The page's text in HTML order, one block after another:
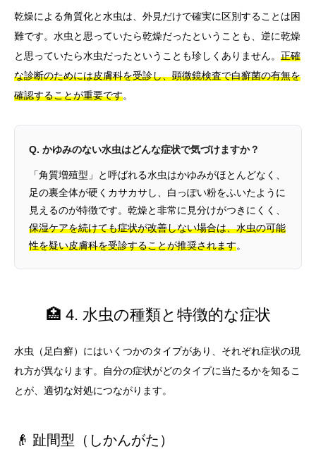
乾燥による角質化と水虫は、外見だけで確実に区別することは困
難です。水虫と思っていたら乾燥だったということも、逆に乾燥
と思っていたら水虫だったということも珍しくありません。 正確
な診断のためには皮膚科を受診し、顕微鏡検査で白癬菌の有無を
確認することが重要です。
Q. かゆみのない水虫はどんな症状で気づけますか？
「角質増殖型」と呼ばれる水虫はかゆみがほとんどなく、
足の裏全体が硬くカサカサし、白っぽい粉をふいたように
見えるのが特徴です。乾燥と非常に見分けがつきにくく、
保湿ケアを続けても症状が改善しない場合は、水虫の可能
性を疑い皮膚科を受診することが推奨されます。
🏥 4. 水虫の種類と特徴的な症状
水虫（足白癬）にはいくつかのタイプがあり、それぞれ症状の現
れ方が異なります。自分の症状がどのタイプに当たるかを知るこ
とが、適切な対処につながります。
👴 趾間型（しかんがた）